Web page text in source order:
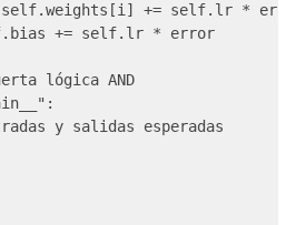
+= self.lr *
+= self.lr * error
lógica AND
y salidas esperadas